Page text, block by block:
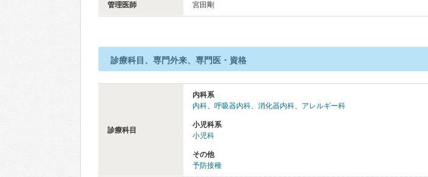
管理医師 宮田剛
診療科目、専門外来、専門医・資格
診療科目
内科系
内科、 呼吸器内科、 消化器内科、 アレルギー科
小児科系
小児科
その他
予防接種